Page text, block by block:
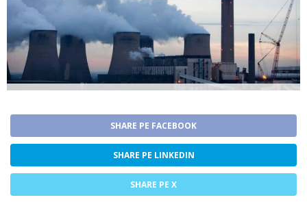
SHARE PE FACEBOOK
SHARE PE LINKEDIN
SHARE PE X